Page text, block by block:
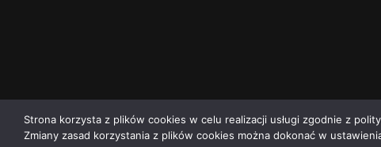
Strona korzysta z plików cookies w celu realizacji usługi zgodnie z
Zmiany zasad korzystania z plików cookies można dokonać w